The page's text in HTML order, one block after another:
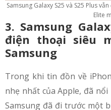
Samsung Galaxy S25 và S25 Plus
Elite
3. Samsung
điện thoại siêu
Samsung
Trong khi tin đồn về
nhẹ nhất của Apple, đã
Samsung đã đi trước một